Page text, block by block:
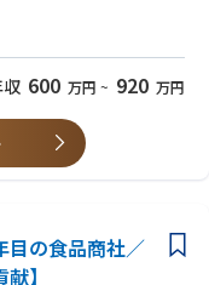
実行支援
財務インパクトを分析
内外へ適切に報告
、ご自身の力で主体的に
安）
600 万円 ~ 920 万円
目の食品商社／
】